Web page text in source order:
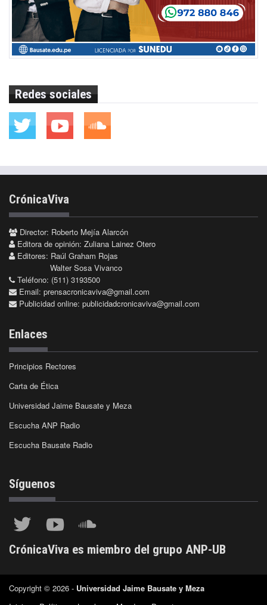
Redes sociales
CrónicaViva
Director: Roberto Mejía Alarcón
Editora de opinión: Zuliana Lainez Otero
Editores: Raúl Graham Rojas
Walter Sosa Vivanco
Teléfono: (511) 3193500
Email: prensacronicaviva@gmail.com
Publicidad online: publicidadcronicaviva@gmail.com
Enlaces
Principios Rectores
Carta de Ética
Universidad Jaime Bausate y Meza
Escucha ANP Radio
Escucha Bausate Radio
Síguenos
CrónicaViva es miembro del grupo ANP-UB
Copyright © 2026 - Universidad Jaime Bausate y Meza